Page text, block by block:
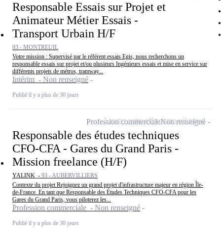
Responsable Essais sur Projet et
Animateur Métier Essais -
Transport Urbain H/F
93 - MONTREUIL
Votre mission : Supervisé par le référent essais Egis, nous recherchons un
responsable essais sur projet et/ou plusieurs Ingénieurs essais et mise en service sur
différents projets de métros, tramway...
Intérim - Non renseigné
Publié il y a plus de 30 jours
Responsable des études techniques
CFO-CFA - Gares du Grand Paris -
Mission freelance (H/F)
YALINK - 93 - AUBERVILLIERS
Contexte du projet Rejoignez un grand projet d'infrastructure majeur en région Île-
de-France. En tant que Responsable des Études Techniques CFO-CFA pour les
Gares du Grand Paris, vous piloterez les...
Profession commerciale - Non renseigné
Publié il y a plus de 30 jours
Profession commercialeNon renseigné
Ajouter cette offre à ma sélection